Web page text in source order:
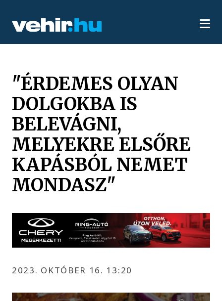
"ÉRDEMES OLYAN
DOLGOKBA IS
BELEVÁGNI,
MELYEKRE ELSŐRE
KAPÁSBÓL NEMET
MONDASZ"
2023. OKTÓBER 16. 13:20